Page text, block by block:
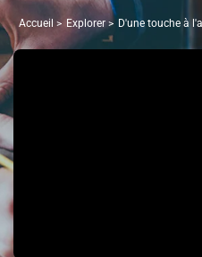
Accueil Explorer D'une touche à